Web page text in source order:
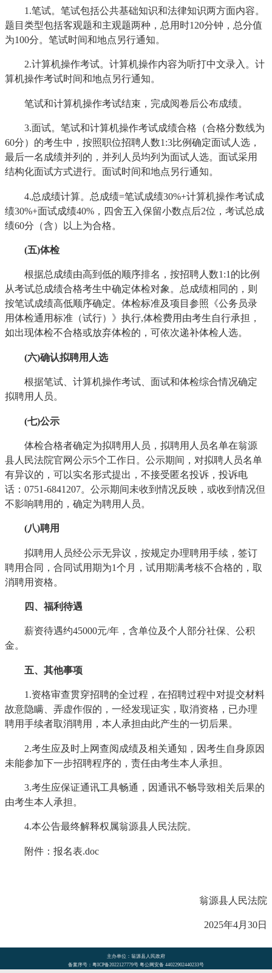
1.笔试。笔试包括公共基础知识和法律知识两方面内容。
题目类型包括客观题和主观题两种，总用时120分钟，总分值
为100分。笔试时间和地点另行通知。
2.计算机操作考试。计算机操作内容为听打中文录入。计
算机操作考试时间和地点另行通知。
笔试和计算机操作考试结束，完成阅卷后公布成绩。
3.面试。笔试和计算机操作考试成绩合格（合格分数线为
60分）的考生中，按照职位招聘人数1:3比例确定面试人选，
最后一名成绩并列的，并列人员均列为面试人选。面试采用
结构化面试方式进行。面试时间和地点另行通知。
4.总成绩计算。总成绩=笔试成绩30%+计算机操作考试成
绩30%+面试成绩40%，四舍五入保留小数点后2位，考试总成
绩60分（含）以上为合格。
(五)体检
根据总成绩由高到低的顺序排名，按招聘人数1:1的比例
从考试总成绩合格考生中确定体检对象。总成绩相同的，则
按笔试成绩高低顺序确定。体检标准及项目参照《公务员录
用体检通用标准（试行）》执行,体检费用由考生自行承担，
如出现体检不合格或放弃体检的，可依次递补体检人选。
(六)确认拟聘用人选
根据笔试、计算机操作考试、面试和体检综合情况确定
拟聘用人员。
(七)公示
体检合格者确定为拟聘用人员，拟聘用人员名单在翁源
县人民法院官网公示5个工作日。公示期间，对拟聘人员名单
有异议的，可以实名形式提出，不接受匿名投诉，投诉电
话：0751-6841207。公示期间未收到情况反映，或收到情况但
不影响聘用的，确定为聘用人员。
(八)聘用
拟聘用人员经公示无异议，按规定办理聘用手续，签订
聘用合同，合同试用期为1个月，试用期满考核不合格的，取
消聘用资格。
四、福利待遇
薪资待遇约45000元/年，含单位及个人部分社保、公积
金。
五、其他事项
1.资格审查贯穿招聘的全过程，在招聘过程中对提交材料
故意隐瞒、弄虚作假的，一经发现证实，取消资格，已办理
聘用手续者取消聘用，本人承担由此产生的一切后果。
2.考生应及时上网查阅成绩及相关通知，因考生自身原因
未能参加下一步招聘程序的，责任由考生本人承担。
3.考生应保证通讯工具畅通，因通讯不畅导致相关后果的
由考生本人承担。
4.本公告最终解释权属翁源县人民法院。
附件：报名表.doc
翁源县人民法院
2025年4月30日
主办单位：翁源县人民政府
备案序号：粤ICP备2022127779号 粤公网安备 44022902440233号